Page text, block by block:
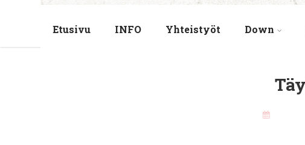
Etusivu INFO Yhteistyöt Down